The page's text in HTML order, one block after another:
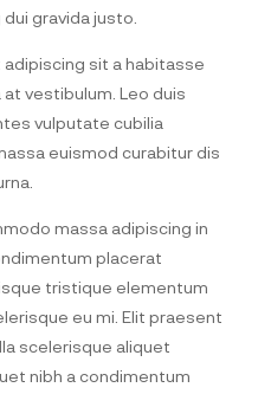
gravida justo.
sit a habitasse
vestibulum. Leo duis
vulputate cubilia
euismod curabitur dis
massa adipiscing in
placerat
tristique elementum
eu mi. Elit praesent
scelerisque aliquet
nibh a condimentum